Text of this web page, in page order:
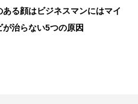
ある顔はビジネスマンにはマイ
が治らない5つの原因